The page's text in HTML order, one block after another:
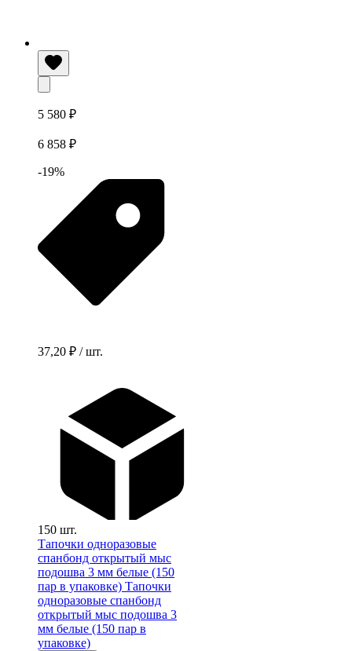
5 580 ₽
6 858 ₽
-19%
37,20 ₽ / шт.
150 шт.
Тапочки одноразовые
спанбонд открытый мыс
подошва 3 мм белые (150
пар в упаковке) Тапочки
одноразовые спанбонд
открытый мыс подошва 3
мм белые (150 пар в
упаковке)